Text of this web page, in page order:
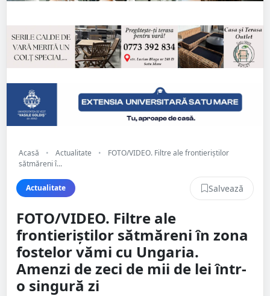
Acasă • Actualitate •
FOTO/VIDEO. Filtre ale frontieriștilor
sătmăreni î...
Actualitate Salvează
FOTO/VIDEO. Filtre ale
frontieriștilor sătmăreni în zona
fostelor vămi cu Ungaria.
Amenzi de zeci de mii de lei într-
o singură zi